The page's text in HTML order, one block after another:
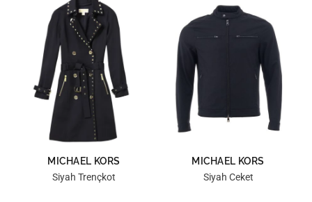
MICHAEL KORS
Siyah Trençkot
MICHAEL KORS
Siyah Ceket